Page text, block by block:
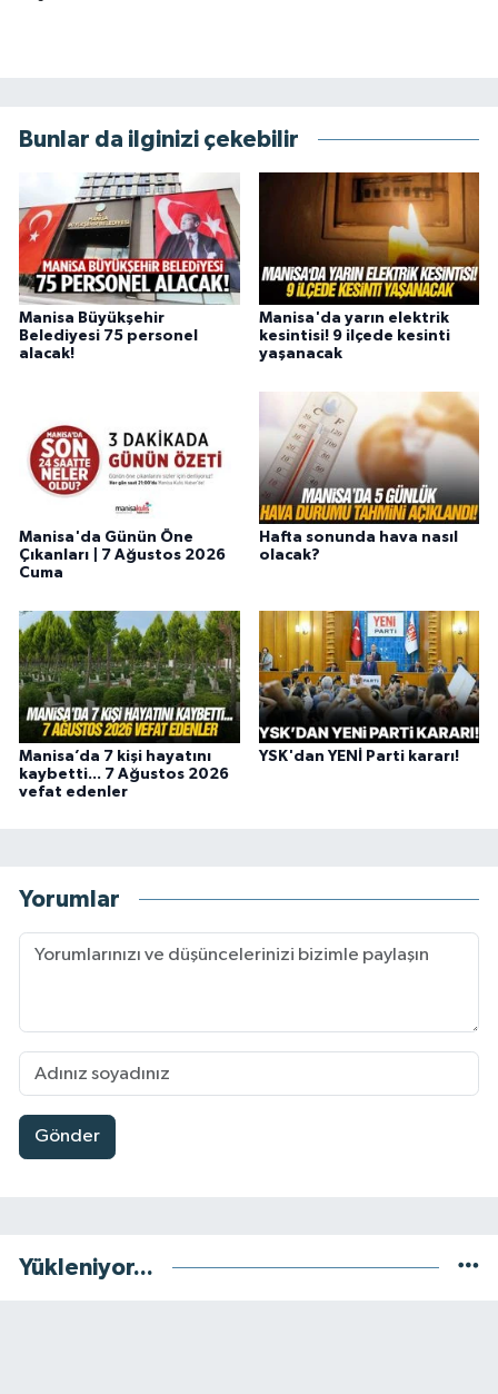
Bunlar da ilginizi çekebilir
Manisa Büyükşehir
Belediyesi 75 personel
alacak!
Manisa'da yarın elektrik
kesintisi! 9 ilçede kesinti
yaşanacak
Manisa'da Günün Öne
Çıkanları | 7 Ağustos 2026
Cuma
Hafta sonunda hava nasıl
olacak?
Manisa’da 7 kişi hayatını
kaybetti... 7 Ağustos 2026
vefat edenler
YSK'dan YENİ Parti kararı!
Yorumlar
Gönder
Yükleniyor...